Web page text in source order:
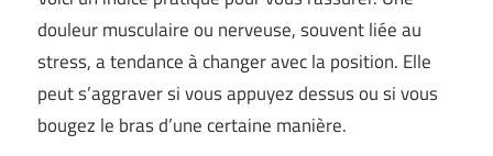
douleur musculaire ou nerveuse, souvent liée au
stress, a tendance à changer avec la position. Elle
peut s’aggraver si vous appuyez dessus ou si vous
bougez le bras d’une certaine manière.